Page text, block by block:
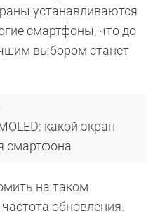
устанавливаются
смартфоны, что до
выбором станет
какой экран
смартфона
на таком
обновления.